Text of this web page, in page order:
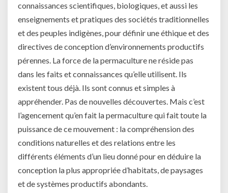
connaissances scientifiques, biologiques, et aussi les
enseignements et pratiques des sociétés traditionnelles
et des peuples indigènes, pour définir une éthique et des
directives de conception d’environnements productifs
pérennes. La force de la permaculture ne réside pas
dans les faits et connaissances qu’elle utilisent. Ils
existent tous déjà. Ils sont connus et simples à
appréhender. Pas de nouvelles découvertes. Mais c’est
l’agencement qu’en fait la permaculture qui fait toute la
puissance de ce mouvement : la compréhension des
conditions naturelles et des relations entre les
différents éléments d’un lieu donné pour en déduire la
conception la plus appropriée d’habitats, de paysages
et de systèmes productifs abondants.